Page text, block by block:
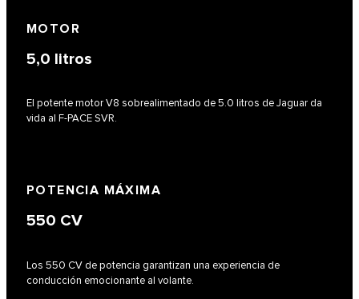
MOTOR
5,0 litros
El potente motor V8 sobrealimentado de 5.0 litros de Jaguar da
vida al F-PACE SVR.
POTENCIA MÁXIMA
550 CV
Los 550 CV de potencia garantizan una experiencia de
conducción emocionante al volante.